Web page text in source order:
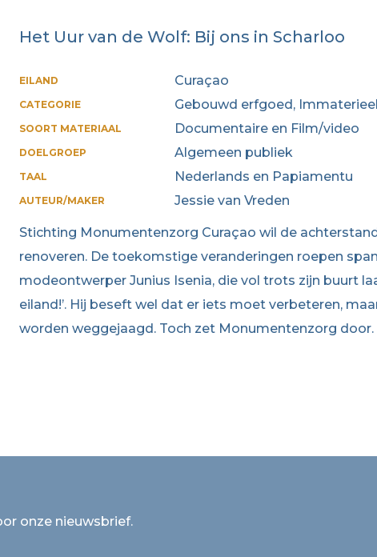
Het Uur van de Wolf: Bij ons in Scharloo
EILAND Curaçao
CATEGORIE Gebouwd erfgoed,
SOORT MATERIAAL Documentaire en Film/video
DOELGROEP Algemeen publiek
TAAL Nederlands en Papiamentu
AUTEUR/MAKER Jessie van Vreden
Stichting Monumentenzorg Curaçao wil de
renoveren. De toekomstige veranderingen roepen
modeontwerper Junius Isenia, die vol trots zijn buurt
eiland!’. Hij beseft wel dat er iets moet verbeteren,
worden weggejaagd. Toch zet Monumentenzorg door.
onze nieuwsbrief.